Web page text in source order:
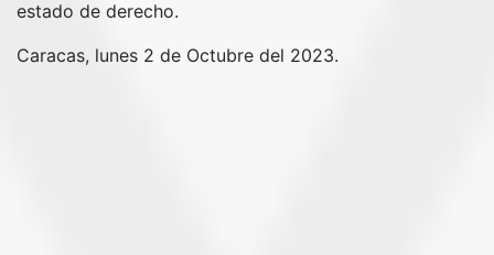
estado de derecho.
Caracas, lunes 2 de Octubre del 2023.